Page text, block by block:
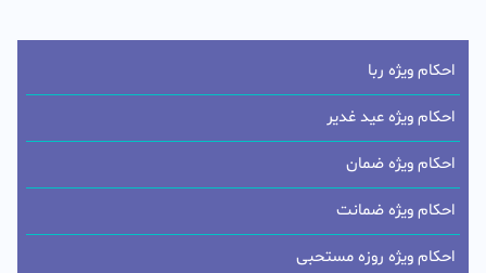
احکام ویژه ربا
احکام ویژه عید غدیر
احکام ویژه ضمان
احکام ویژه ضمانت
احکام ویژه روزه مستحبی